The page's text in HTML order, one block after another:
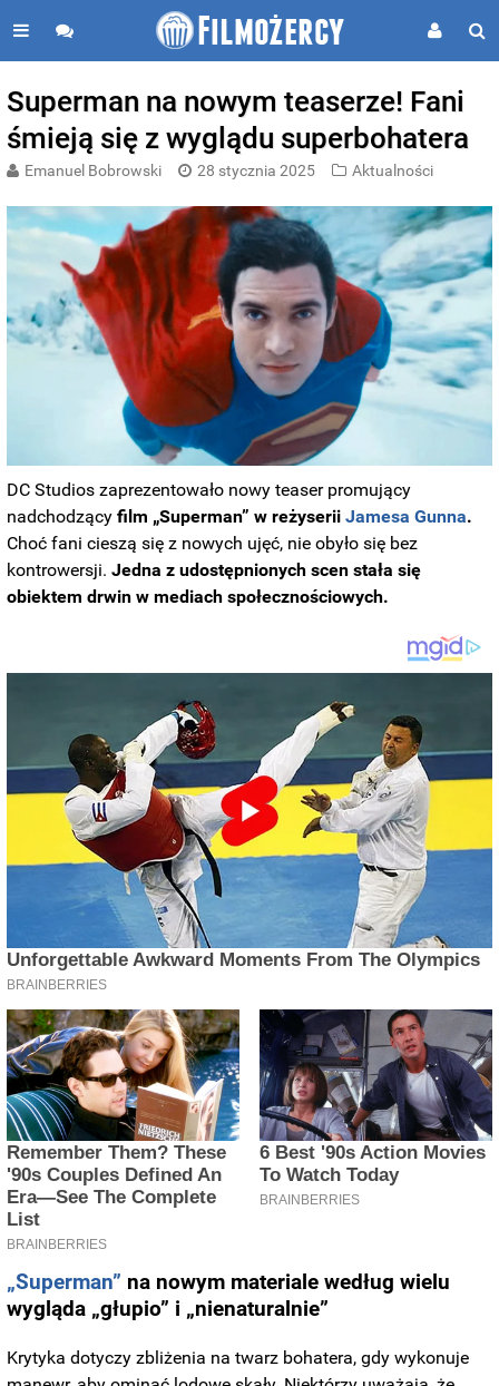
Superman na nowym teaserze! Fani
śmieją się z wyglądu superbohatera
Emanuel Bobrowski 28 stycznia 2025 Aktualności
DC Studios zaprezentowało nowy teaser promujący
nadchodzący film „Superman” w reżyseriiJamesa Gunna.
Choć fani cieszą się z nowych ujęć, nie obyło się bez
kontrowersji.Jedna z udostępnionych scen stała się
obiektem drwin w mediach społecznościowych.
„Superman” na nowym materiale według wielu
wygląda „głupio” i „nienaturalnie”
Krytyka dotyczy zbliżenia na twarz bohatera, gdy wykonuje